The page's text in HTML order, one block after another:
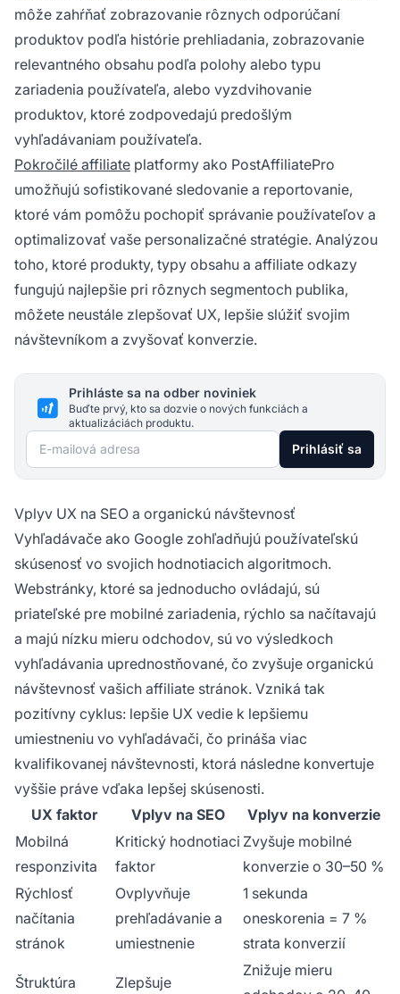
môže zahŕňať zobrazovanie rôznych odporúčaní
produktov podľa histórie prehliadania, zobrazovanie
relevantného obsahu podľa polohy alebo typu
zariadenia používateľa, alebo vyzdvihovanie
produktov, ktoré zodpovedajú predošlým
vyhľadávaniam používateľa.
Pokročilé affiliate platformy ako PostAffiliatePro
umožňujú sofistikované sledovanie a reportovanie,
ktoré vám pomôžu pochopiť správanie používateľov a
optimalizovať vaše personalizačné stratégie. Analýzou
toho, ktoré produkty, typy obsahu a affiliate odkazy
fungujú najlepšie pri rôznych segmentoch publika,
môžete neustále zlepšovať UX, lepšie slúžiť svojim
návštevníkom a zvyšovať konverzie.
Prihláste sa na odber noviniek
Buďte prvý, kto sa dozvie o nových funkciách a
aktualizáciách produktu.
E-mailová adresa Prihlásiť sa
Vplyv UX na SEO a organickú návštevnosť
Vyhľadávače ako Google zohľadňujú používateľskú
skúsenosť vo svojich hodnotiacich algoritmoch.
Webstránky, ktoré sa jednoducho ovládajú, sú
priateľské pre mobilné zariadenia, rýchlo sa načítavajú
a majú nízku mieru odchodov, sú vo výsledkoch
vyhľadávania uprednostňované, čo zvyšuje organickú
návštevnosť vašich affiliate stránok. Vzniká tak
pozitívny cyklus: lepšie UX vedie k lepšiemu
umiestneniu vo vyhľadávači, čo prináša viac
kvalifikovanej návštevnosti, ktorá následne konvertuje
vyššie práve vďaka lepšej skúsenosti.
UX faktor
Vplyv na SEO
Vplyv na konverzie
Mobilná
responzivita
Kritický hodnotiaci
faktor
Zvyšuje mobilné
konverzie o 30–50 %
Rýchlosť
načítania
stránok
Ovplyvňuje
prehľadávanie a
umiestnenie
1 sekunda
oneskorenia = 7 %
strata konverzií
Štruktúra Zlepšuje
Znižuje mieru